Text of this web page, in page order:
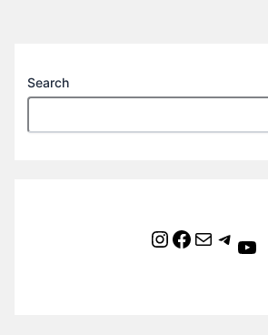
Search
Instagram Facebook Mail Telegram YouTube